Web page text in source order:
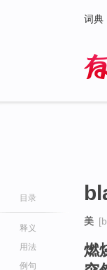
词典
目录
释义
用法
例句
美
燃